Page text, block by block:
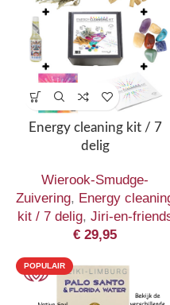
Energy cleaning kit / 7
delig
Wierook-Smudge-
Zuivering, Energy
kit / 7 delig, Jiri-en-
€ 29,95
POPULAIR